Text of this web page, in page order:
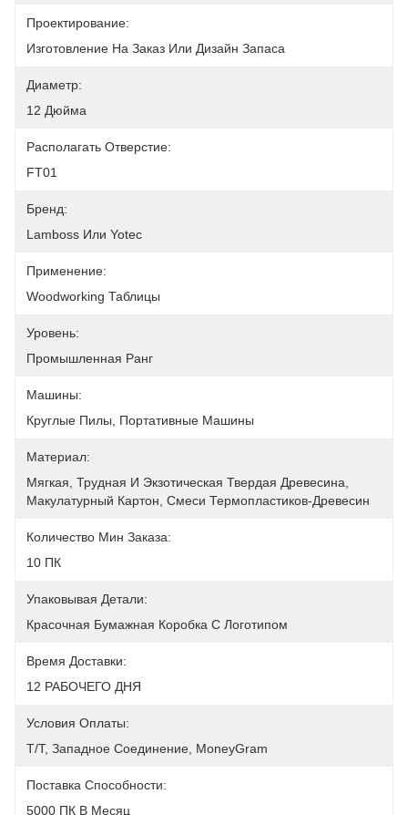
Проектирование:
Изготовление На Заказ Или Дизайн Запаса
Диаметр:
12 Дюйма
Располагать Отверстие:
FT01
Бренд:
Lamboss Или Yotec
Применение:
Woodworking Таблицы
Уровень:
Промышленная Ранг
Машины:
Круглые Пилы, Портативные Машины
Материал:
Мягкая, Трудная И Экзотическая Твердая Древесина,
Макулатурный Картон, Смеси Термопластиков-Древесин
Количество Мин Заказа:
10 ПК
Упаковывая Детали:
Красочная Бумажная Коробка С Логотипом
Время Доставки:
12 РАБОЧЕГО ДНЯ
Условия Оплаты:
T/T, Западное Соединение, MoneyGram
Поставка Способности:
5000 ПК В Месяц